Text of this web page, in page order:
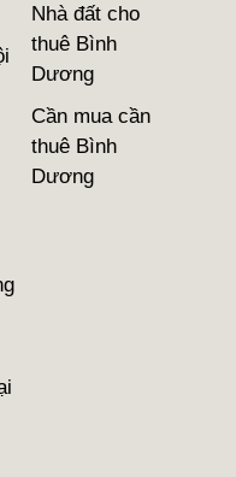
Nhà đất cho
thuê Bình
Dương
Cần mua cần
thuê Bình
Dương